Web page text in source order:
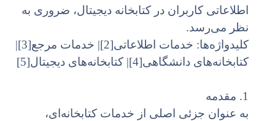
اطلاعاتی کاربران در کتابخانه دیجیتال، ضروری به
نظر می‌رسد.
کلیدواژه‌ها: خدمات اطلاعاتی[2]| خدمات مرجع[3]|
کتابخانه‌های دانشگاهی[4]| کتابخانه‌های دیجیتال[5]
1. مقدمه
به عنوان جزئی اصلی از خدمات کتابخانه‌ای،